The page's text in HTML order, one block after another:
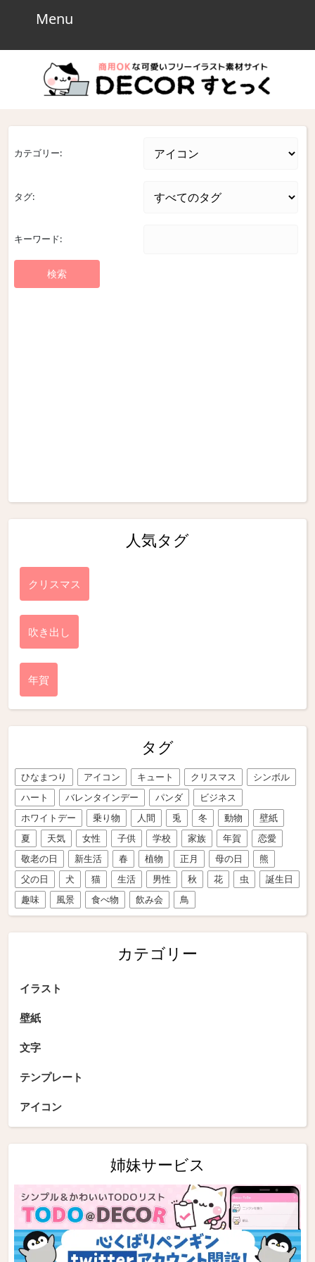
Menu
カテゴリー:
タグ:
キーワード:
人気タグ
クリスマス
吹き出し
年賀
タグ
ひなまつり アイコン キュート クリスマス
シンボル
ハート
バレンタインデー パンダ
ビジネス
ホワイトデー
乗り物 人間 兎 冬 動物
壁紙
夏
天気 女性 子供 学校 家族 年賀
恋愛
敬老の日
新生活 春 植物 正月 母の日
熊
父の日
犬 猫 生活 男性 秋 花 虫
誕生日
趣味
風景 食べ物 飲み会 鳥
カテゴリー
イラスト
壁紙
文字
テンプレート
アイコン
姉妹サービス